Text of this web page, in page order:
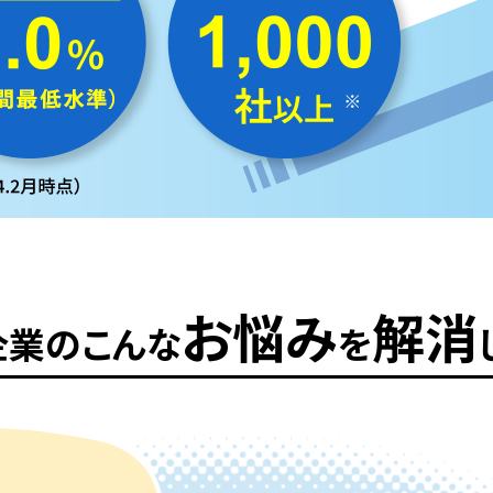
のこんなお悩みを解消